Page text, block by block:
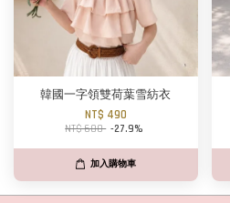
韓國一字領雙荷葉雪紡衣
NT$ 490
NT$ 680 -27.9%
加入購物車